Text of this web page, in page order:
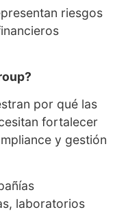
riesgos
por qué las
fortalecer
y gestión
laboratorios